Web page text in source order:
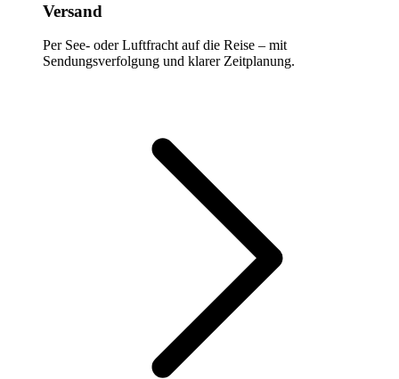
Versand
Per See- oder Luftfracht auf die Reise – mit
Sendungsverfolgung und klarer Zeitplanung.